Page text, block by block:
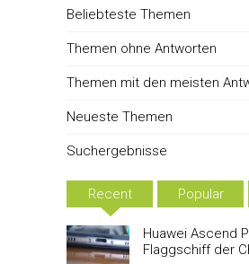
Beliebteste Themen
Themen ohne Antworten
Themen mit den meisten
Neueste Themen
Suchergebnisse
Recent Popular
Huawei Ascend
Flaggschiff der